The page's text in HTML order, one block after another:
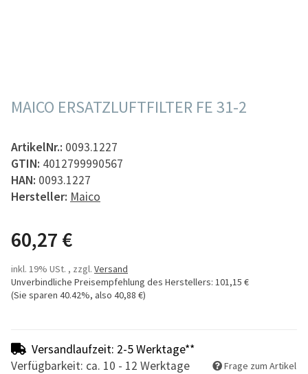
MAICO ERSATZLUFTFILTER FE 31-2
ArtikelNr.: 0093.1227
GTIN: 4012799990567
HAN: 0093.1227
Hersteller: Maico
60,27 €
inkl. 19% USt. , zzgl. Versand
Unverbindliche Preisempfehlung des Herstellers: 101,15 €
(Sie sparen 40.42%, also 40,88 €)
Versandlaufzeit: 2-5 Werktage**
Verfügbarkeit: ca. 10 - 12 Werktage
Frage zum Artikel